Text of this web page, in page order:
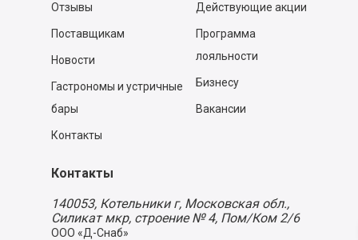
Отзывы
Поставщикам
Новости
Гастрономы и устричные
бары
Контакты
Действующие акции
Программа
лояльности
Бизнесу
Вакансии
Контакты
140053, Котельники г, Московская обл.,
Силикат мкр, строение № 4, Пом/Ком 2/6
ООО «Д-Снаб»